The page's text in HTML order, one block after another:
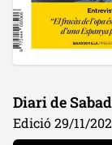
Diari de
Edició 29/11/